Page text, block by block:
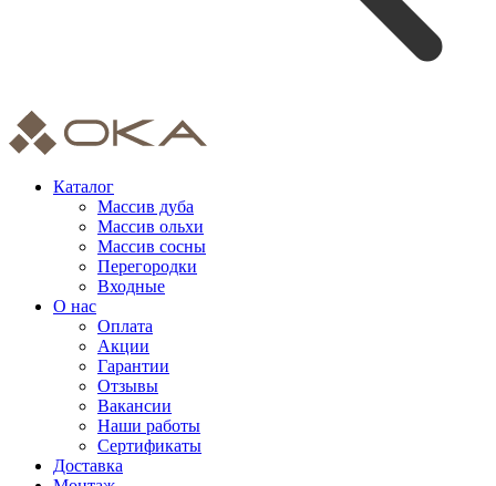
Каталог
Массив дуба
Массив ольхи
Массив сосны
Перегородки
Входные
О нас
Оплата
Акции
Гарантии
Отзывы
Вакансии
Наши работы
Сертификаты
Доставка